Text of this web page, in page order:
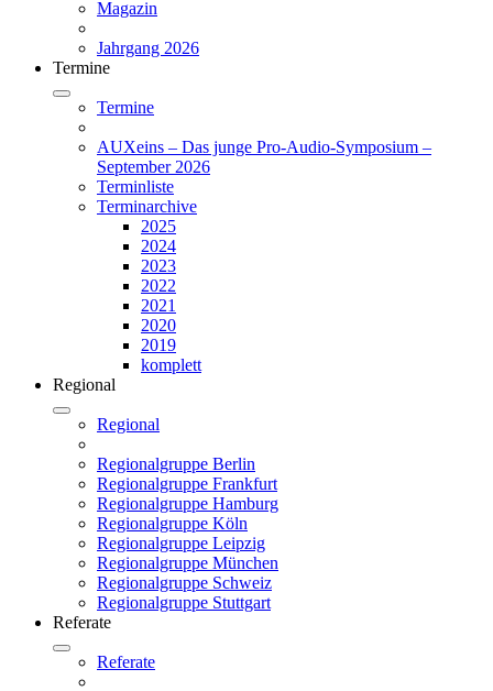
Magazin
Jahrgang 2026
Termine
Termine
AUXeins – Das junge Pro-Audio-Symposium –
September 2026
Terminliste
Terminarchive
2025
2024
2023
2022
2021
2020
2019
komplett
Regional
Regional
Regionalgruppe Berlin
Regionalgruppe Frankfurt
Regionalgruppe Hamburg
Regionalgruppe Köln
Regionalgruppe Leipzig
Regionalgruppe München
Regionalgruppe Schweiz
Regionalgruppe Stuttgart
Referate
Referate